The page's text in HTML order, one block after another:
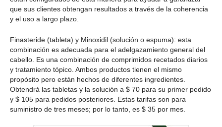
que sus clientes obtengan resultados a través de la coherencia
y el uso a largo plazo.
Finasteride (tableta) y Minoxidil (solución o espuma): esta
combinación es adecuada para el adelgazamiento general del
cabello. Es una combinación de comprimidos recetados diarios
y tratamiento tópico. Ambos productos tienen el mismo
propósito pero están hechos de diferentes ingredientes.
Obtendrá las tabletas y la solución a $ 70 para su primer pedido
y $ 105 para pedidos posteriores. Estas tarifas son para
suministro de tres meses; por lo tanto, es $ 35 por mes.